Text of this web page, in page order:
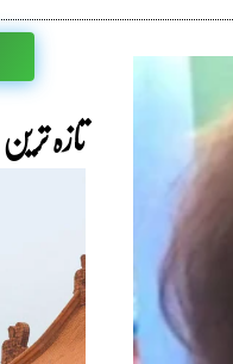
تازہ ترین